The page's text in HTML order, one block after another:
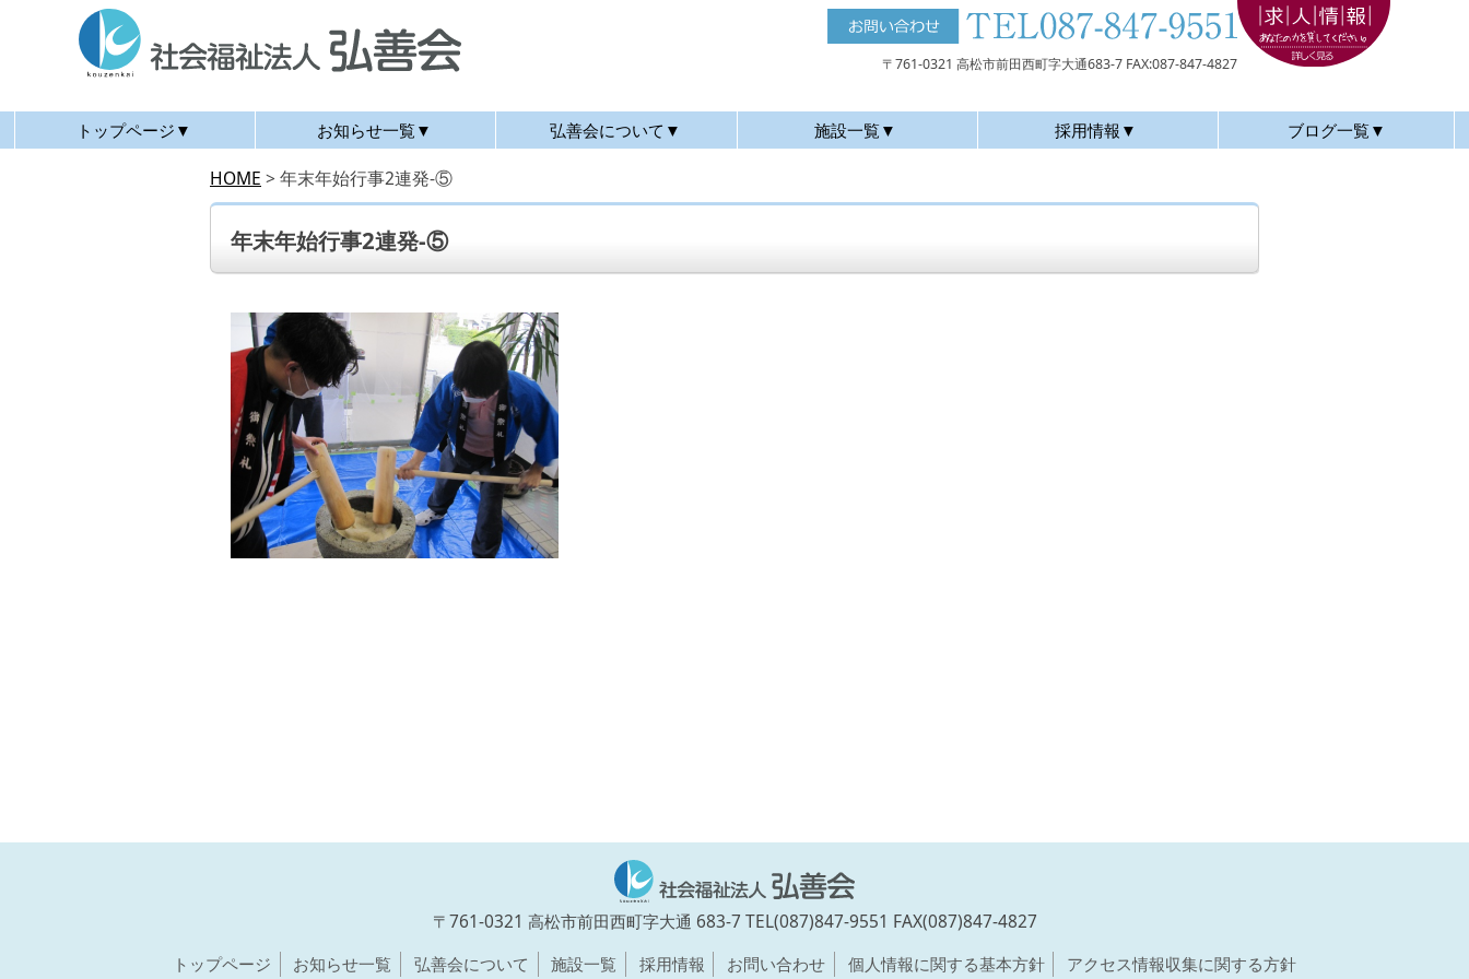
〒761-0321 高松市前田西町字大通683-7 FAX:087-847-4827
トップページ▼ お知らせ一覧▼ 弘善会について▼ 施設一覧▼ 採用情報▼ ブログ一覧▼
HOME > 年末年始行事2連発-⑤
年末年始行事2連発-⑤
〒761-0321 高松市前田西町字大通 683-7 TEL(087)847-9551 FAX(087)847-4827
トップページ
お知らせ一覧 弘善会について 施設一覧 採用情報 お問い合わせ 個人情報に関する基本方針 アクセス情報収集に関する方針